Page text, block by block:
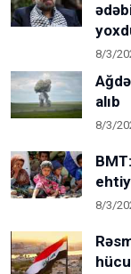
8/3/
alıb
8/3/
8/3/